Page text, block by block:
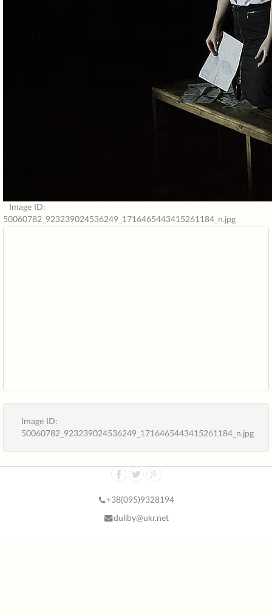
Image ID:
50060782_923239024536249_1716465443415261184_n.jpg
Image ID:
50060782_923239024536249_1716465443415261184_n.jpg
+38(095)9328194
duliby@ukr.net